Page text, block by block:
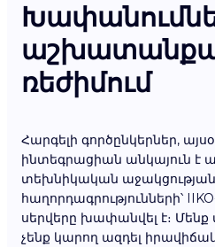
ռեժիմում
Հարգելի գործընկերներ,
ինտեգրացիան անկայուն է
տեխնիկական աջակցության
հաղորդագրությունների՝
սերվերը խափանվել է։ Մենք
չենք կարող ազդել